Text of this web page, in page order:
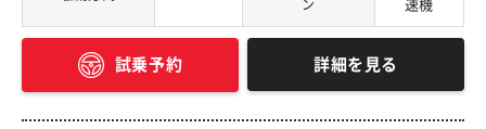
ン
速機
試乗予約 詳細を見る